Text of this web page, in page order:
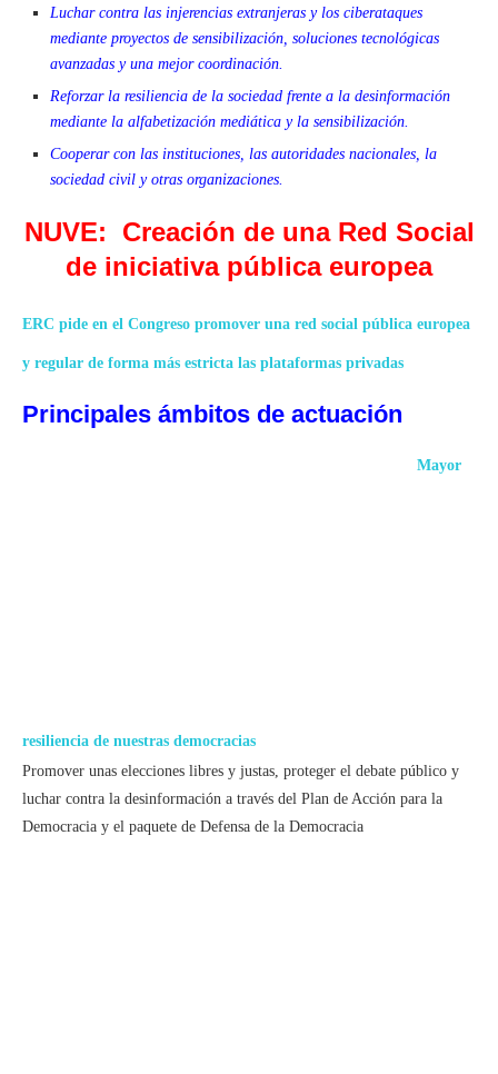
Luchar contra las injerencias extranjeras y los ciberataques
mediante proyectos de sensibilización, soluciones tecnológicas
avanzadas y una mejor coordinación.
Reforzar la resiliencia de la sociedad frente a la desinformación
mediante la alfabetización mediática y la sensibilización.
Cooperar con las instituciones, las autoridades nacionales, la
sociedad civil y otras organizaciones.
NUVE: Creación de una Red Social
de iniciativa pública europea
ERC pide en el Congreso promover una red social pública europea
y regular de forma más estricta las plataformas privadas
Principales ámbitos de actuación
Mayor
resiliencia de nuestras democracias
Promover unas elecciones libres y justas, proteger el debate público y
luchar contra la desinformación a través del Plan de Acción para la
Democracia y el paquete de Defensa de la Democracia